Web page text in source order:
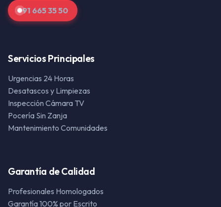
91 665 35 50
Servicios Principales
Urgencias 24 Horas
Desatascos y Limpiezas
Inspección Cámara TV
Pocería Sin Zanja
Mantenimiento Comunidades
Garantía de Calidad
Profesionales Homologados
Garantía 100% por Escrito